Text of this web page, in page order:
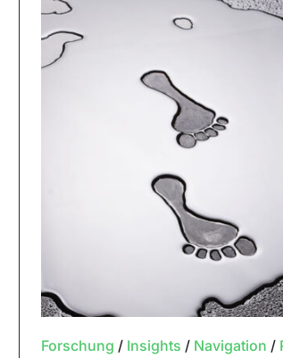
Forschung / Insights / Navigation /